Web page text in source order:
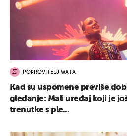
POKROVITELJ WATA
Kad su uspomene previše
gledanje: Mali uređaj koji je
trenutke s ple...